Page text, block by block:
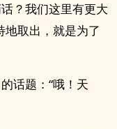
？我们这里有更大
地取出，就是为了
话题：“哦！天